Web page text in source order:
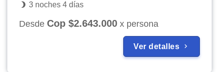
3 noches 4 días
Desde Cop $2.643.000 x persona
Ver detalles